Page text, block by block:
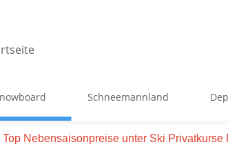
Schneemannland
Nebensaisonpreise unter Ski Privatkurse